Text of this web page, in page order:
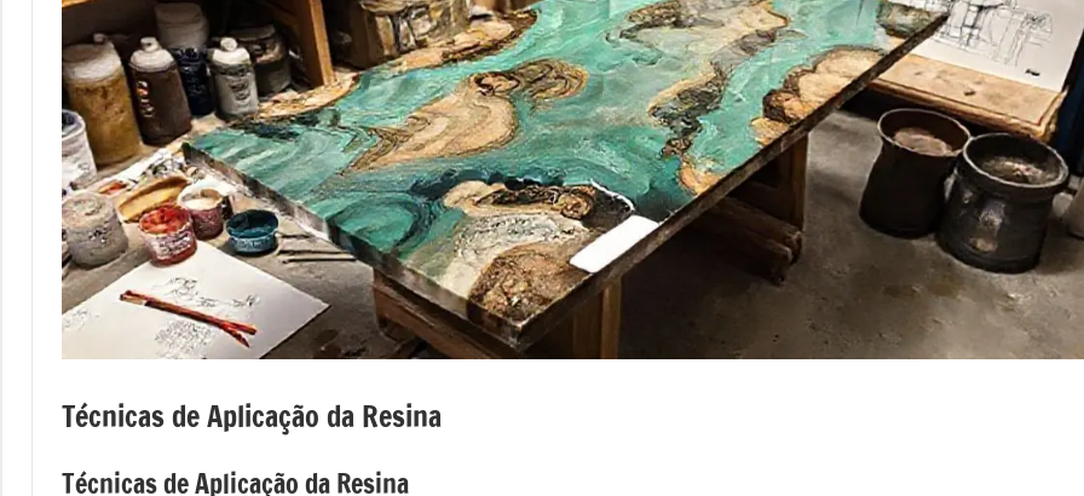
Técnicas de Aplicação da Resina
Técnicas de Aplicação da Resina